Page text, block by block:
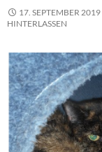
17. SEPTEMBER 2019
HINTERLASSEN